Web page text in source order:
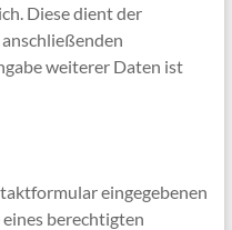
Diese dient der
weiterer Daten ist
eingegebenen
berechtigten